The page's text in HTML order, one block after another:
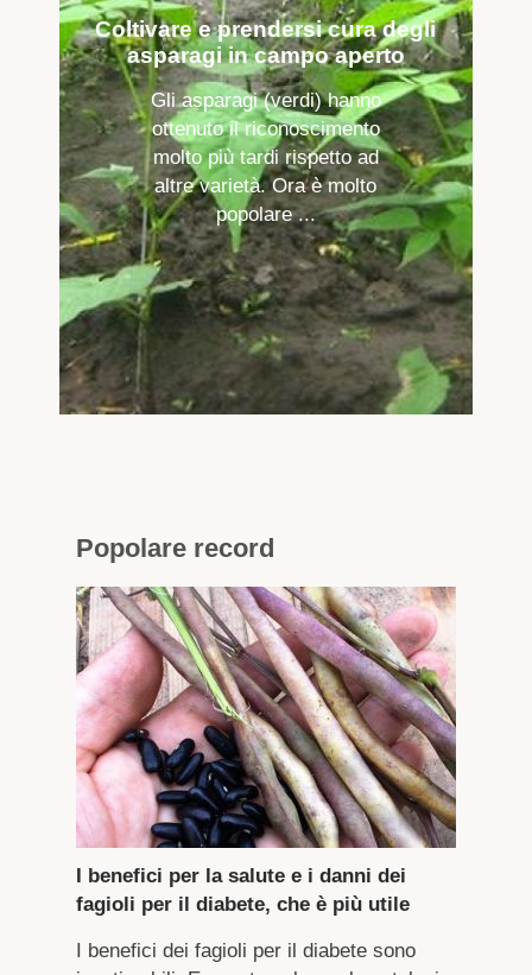
Coltivare e prendersi cura degli
asparagi in campo aperto
Gli asparagi (verdi) hanno
ottenuto il riconoscimento
molto più tardi rispetto ad
altre varietà. Ora è molto
popolare ...
Popolarerecord
I benefici per la salute e i danni dei
fagioli per il diabete, che è più utile
I benefici dei fagioli per il diabete sono